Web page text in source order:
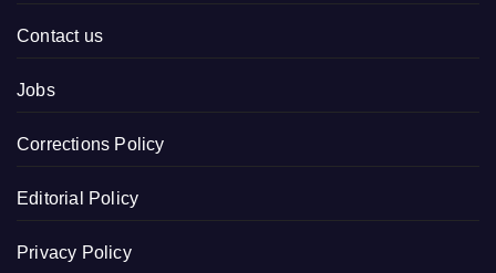
Contact us
Jobs
Corrections Policy
Editorial Policy
Privacy Policy